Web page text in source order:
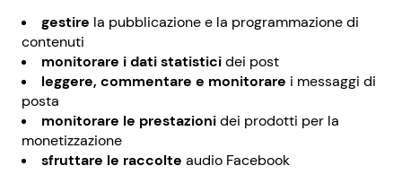
gestire la pubblicazione e la programmazione di
contenuti
monitorare i dati statisticidei post
leggere, commentare e monitorare i messaggi di
posta
monitorare le prestazionidei prodotti per la
monetizzazione
sfruttare le raccolte audio Facebook